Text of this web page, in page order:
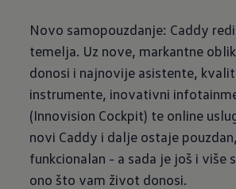
Novo samopouzdanje: Caddy
temelja. Uz nove, markantne
donosi i najnovije asistente,
instrumente, inovativni
(Innovision Cockpit) te online
novi Caddy i dalje ostaje
funkcionalan - a sada je još i više
ono što vam život donosi.